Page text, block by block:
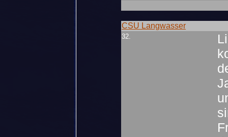
CSU Langwasser
32.